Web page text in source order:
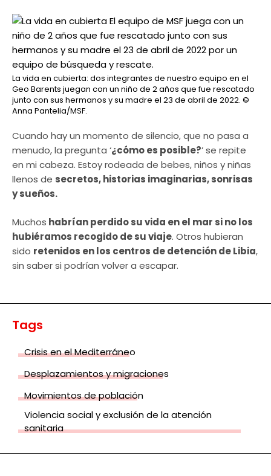
La vida en cubierta: dos integrantes de nuestro equipo en el
Geo Barents juegan con un niño de 2 años que fue rescatado
junto con sus hermanos y su madre el 23 de abril de 2022. ©
Anna Pantelia/MSF.
Cuando hay un momento de silencio, que no pasa a
menudo, la pregunta ‘¿cómo es posible?’ se repite
en mi cabeza. Estoy rodeada de bebes, niños y niñas
llenos de secretos, historias imaginarias, sonrisas
y sueños.
Muchos habrían perdido su vida en el mar si no los
hubiéramos recogido de su viaje. Otros hubieran
sido retenidos en los centros de detención de Libia,
sin saber si podrían volver a escapar.
Tags
Crisis en el Mediterráneo
Desplazamientos y migraciones
Movimientos de población
Violencia social y exclusión de la atención
sanitaria